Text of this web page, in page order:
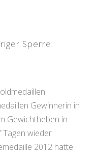
Sperre
Gewinnerin in
Gewichtheben in
Tagen wieder
2012 hatte